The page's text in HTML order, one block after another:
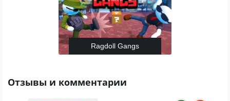
Ragdoll Gangs
Отзывы и комментарии